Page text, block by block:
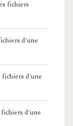
fichiers
d’une
d’une
d’une